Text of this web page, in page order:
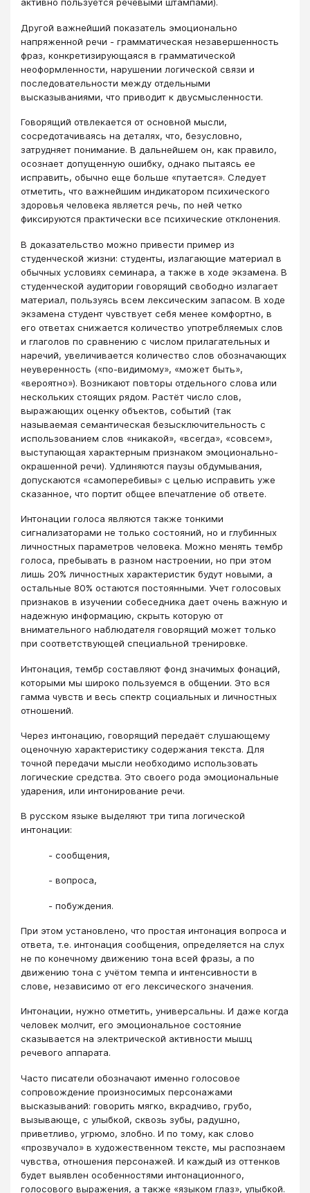
активно пользуется речевыми штампами).
Другой важнейший показатель эмоционально
напряженной речи - грамматическая незавершенность
фраз, конкретизирующаяся в грамматической
неоформленности, нарушении логической связи и
последовательности между отдельными
высказываниями, что приводит к двусмысленности.
Говорящий отвлекается от основной мысли,
сосредотачиваясь на деталях, что, безусловно,
затрудняет понимание. В дальнейшем он, как правило,
осознает допущенную ошибку, однако пытаясь ее
исправить, обычно еще больше «путается». Следует
отметить, что важнейшим индикатором психического
здоровья человека является речь, по ней четко
фиксируются практически все психические отклонения.
В доказательство можно привести пример из
студенческой жизни: студенты, излагающие материал в
обычных условиях семинара, а также в ходе экзамена. В
студенческой аудитории говорящий свободно излагает
материал, пользуясь всем лексическим запасом. В ходе
экзамена студент чувствует себя менее комфортно, в
его ответах снижается количество употребляемых слов
и глаголов по сравнению с числом прилагательных и
наречий, увеличивается количество слов обозначающих
неуверенность («по-видимому», «может быть»,
«вероятно»). Возникают повторы отдельного слова или
нескольких стоящих рядом. Растёт число слов,
выражающих оценку объектов, событий (так
называемая семантическая безысключительность с
использованием слов «никакой», «всегда», «совсем»,
выступающая характерным признаком эмоционально-
окрашенной речи). Удлиняются паузы обдумывания,
допускаются «самоперебивы» с целью исправить уже
сказанное, что портит общее впечатление об ответе.
Интонации голоса являются также тонкими
сигнализаторами не только состояний, но и глубинных
личностных параметров человека. Можно менять тембр
голоса, пребывать в разном настроении, но при этом
лишь 20% личностных характеристик будут новыми, а
остальные 80% остаются постоянными. Учет голосовых
признаков в изучении собеседника дает очень важную и
надежную информацию, скрыть которую от
внимательного наблюдателя говорящий может только
при соответствующей специальной тренировке.
Интонация, тембр составляют фонд значимых фонаций,
которыми мы широко пользуемся в общении. Это вся
гамма чувств и весь спектр социальных и личностных
отношений.
Через интонацию, говорящий передаёт слушающему
оценочную характеристику содержания текста. Для
точной передачи мысли необходимо использовать
логические средства. Это своего рода эмоциональные
ударения, или интонирование речи.
В русском языке выделяют три типа логической
интонации:
- сообщения,
- вопроса,
- побуждения.
При этом установлено, что простая интонация вопроса и
ответа, т.е. интонация сообщения, определяется на слух
не по конечному движению тона всей фразы, а по
движению тона с учётом темпа и интенсивности в
слове, независимо от его лексического значения.
Интонации, нужно отметить, универсальны. И даже когда
человек молчит, его эмоциональное состояние
сказывается на электрической активности мышц
речевого аппарата.
Часто писатели обозначают именно голосовое
сопровождение произносимых персонажами
высказываний: говорить мягко, вкрадчиво, грубо,
вызывающе, с улыбкой, сквозь зубы, радушно,
приветливо, угрюмо, злобно. И по тому, как слово
«прозвучало» в художественном тексте, мы распознаем
чувства, отношения персонажей. И каждый из оттенков
будет выявлен особенностями интонационного,
голосового выражения, а также «языком глаз», улыбкой.